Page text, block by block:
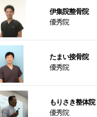
伊集院整骨院
優秀院
たまい接骨院
優秀院
もりさき整体院
優秀院